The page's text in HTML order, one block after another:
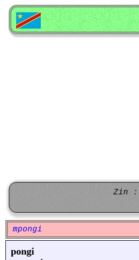
Zin :
mpongi
pongi